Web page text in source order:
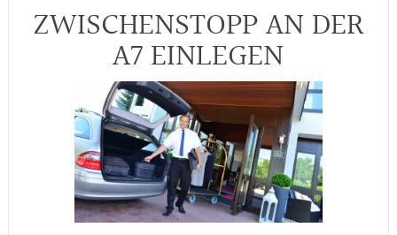
ZWISCHENSTOPP AN DER
A7 EINLEGEN